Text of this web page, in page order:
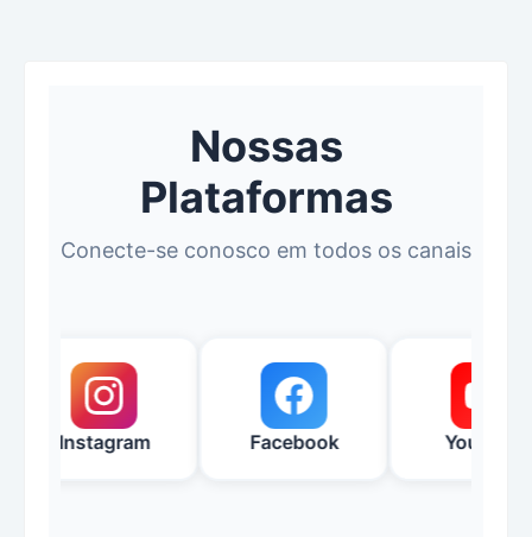
Nossas
Plataformas
Conecte-se conosco em todos os canais
Instagram Facebook YouTube